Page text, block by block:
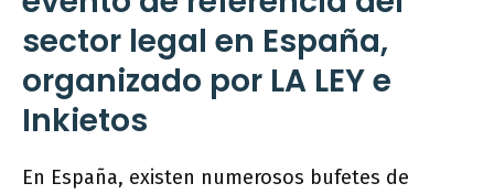
sector legal en España,
organizado por LA LEY e
Inkietos
En España, existen numerosos bufetes de